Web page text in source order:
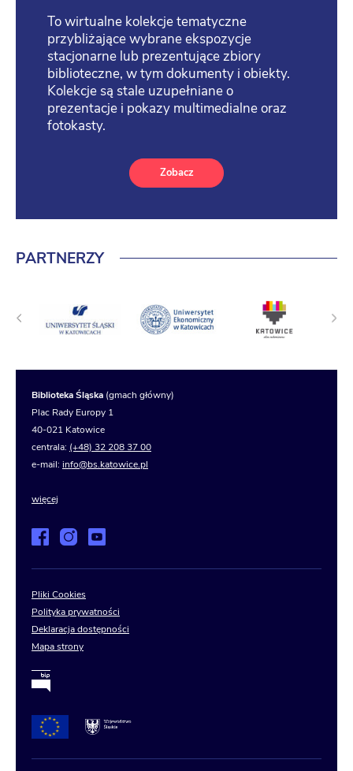
To wirtualne kolekcje tematyczne
przybliżające wybrane ekspozycje
stacjonarne lub prezentujące zbiory
biblioteczne, w tym dokumenty i obiekty.
Kolekcje są stale uzupełniane o
prezentacje i pokazy multimedialne oraz
fotokasty.
Zobacz
PARTNERZY
Biblioteka Śląska (gmach główny)
Plac Rady Europy 1
40-021 Katowice
centrala: (+48) 32 208 37 00
e-mail: info@bs.katowice.pl
więcej
Pliki Cookies
Polityka prywatności
Deklaracja dostępności
Mapa strony